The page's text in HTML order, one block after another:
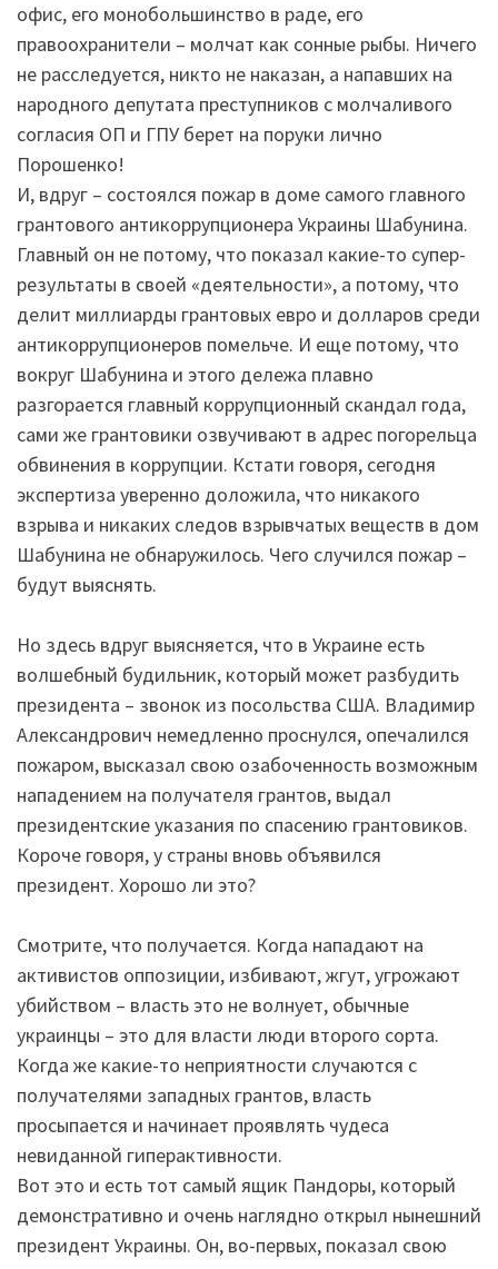
офис, его монобольшинство в раде, его
правоохранители – молчат как сонные рыбы. Ничего
не расследуется, никто не наказан, а напавших на
народного депутата преступников с молчаливого
согласия ОП и ГПУ берет на поруки лично
Порошенко!
И, вдруг – состоялся пожар в доме самого главного
грантового антикоррупционера Украины Шабунина.
Главный он не потому, что показал какие-то супер-
результаты в своей «деятельности», а потому, что
делит миллиарды грантовых евро и долларов среди
антикоррупционеров помельче. И еще потому, что
вокруг Шабунина и этого дележа плавно
разгорается главный коррупционный скандал года,
сами же грантовики озвучивают в адрес погорельца
обвинения в коррупции. Кстати говоря, сегодня
экспертиза уверенно доложила, что никакого
взрыва и никаких следов взрывчатых веществ в дом
Шабунина не обнаружилось. Чего случился пожар –
будут выяснять.
Но здесь вдруг выясняется, что в Украине есть
волшебный будильник, который может разбудить
президента – звонок из посольства США. Владимир
Александрович немедленно проснулся, опечалился
пожаром, высказал свою озабоченность возможным
нападением на получателя грантов, выдал
президентские указания по спасению грантовиков.
Короче говоря, у страны вновь объявился
президент. Хорошо ли это?
Смотрите, что получается. Когда нападают на
активистов оппозиции, избивают, жгут, угрожают
убийством – власть это не волнует, обычные
украинцы – это для власти люди второго сорта.
Когда же какие-то неприятности случаются с
получателями западных грантов, власть
просыпается и начинает проявлять чудеса
невиданной гиперактивности.
Вот это и есть тот самый ящик Пандоры, который
демонстративно и очень наглядно открыл нынешний
президент Украины. Он, во-первых, показал свою